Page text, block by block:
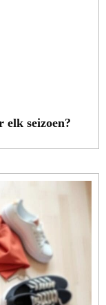
elk seizoen?